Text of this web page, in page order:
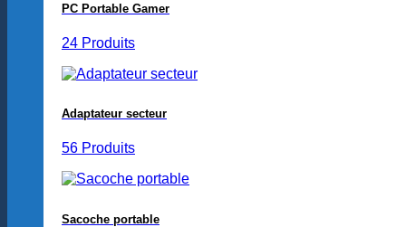
PC Portable Gamer
24 Produits
Adaptateur secteur
56 Produits
Sacoche portable